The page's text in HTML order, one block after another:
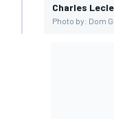
Charles
Photo by: Dom